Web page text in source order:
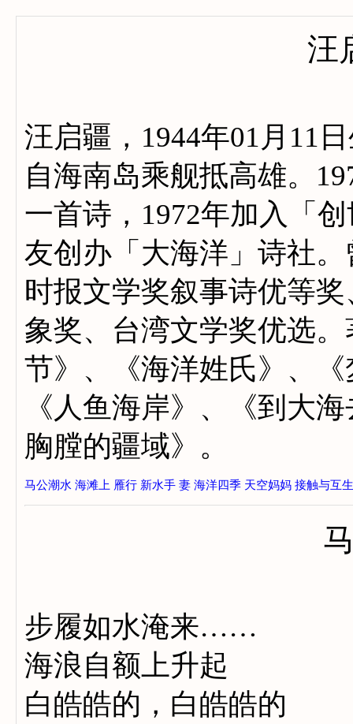
汪
汪启疆，1944年01月11
自海南岛乘舰抵高雄。
一首诗，1972年加入「
友创办「大海洋」诗社
时报文学奖叙事诗优等
象奖、台湾文学奖优选
节》、《海洋姓氏》、
《人鱼海岸》、《到大
胸膛的疆域》。
马公潮水 海滩上 雁行 新水手 妻 海洋四季 天空妈妈 接触与互生
步履如水淹来……
海浪自额上升起
白皓皓的，白皓皓的